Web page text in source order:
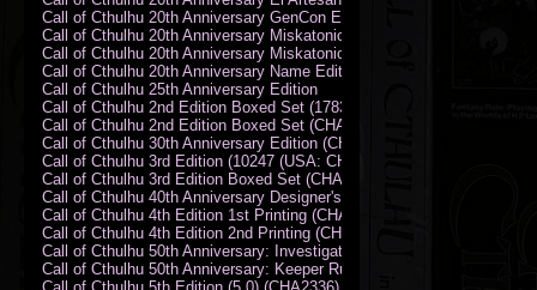
Call of Cthulhu 20th Anniversary GenCon Edition
Call of Cthulhu 20th Anniversary Miskatonic University Library Edition
Call of Cthulhu 20th Anniversary Miskatonic University Library Edition
Call of Cthulhu 20th Anniversary Name Edition
Call of Cthulhu 25th Anniversary Edition
Call of Cthulhu 2nd Edition Boxed Set (178301)
Call of Cthulhu 2nd Edition Boxed Set (CHA2301-X)
Call of Cthulhu 30th Anniversary Edition (CHA23126)
Call of Cthulhu 3rd Edition (10247 (USA: CHA2317-H))
Call of Cthulhu 3rd Edition Boxed Set (CHA2301-X)
Call of Cthulhu 40th Anniversary Designer's Edition 2009-DX
Call of Cthulhu 4th Edition 1st Printing (CHA2324)
Call of Cthulhu 4th Edition 2nd Printing (CHA2324)
Call of Cthulhu 50th Anniversary: Investigator Handbook (PDF)
Call of Cthulhu 50th Anniversary: Keeper Rulebook (PDF)